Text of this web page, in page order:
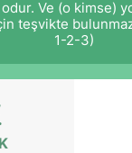
Ve (o kimse)
teşvikte
1-2-3)